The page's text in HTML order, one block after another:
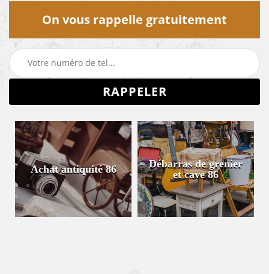
On vous rappelle gratuitement
Achat antiquité 86
Débarras de grenier
et cave 86